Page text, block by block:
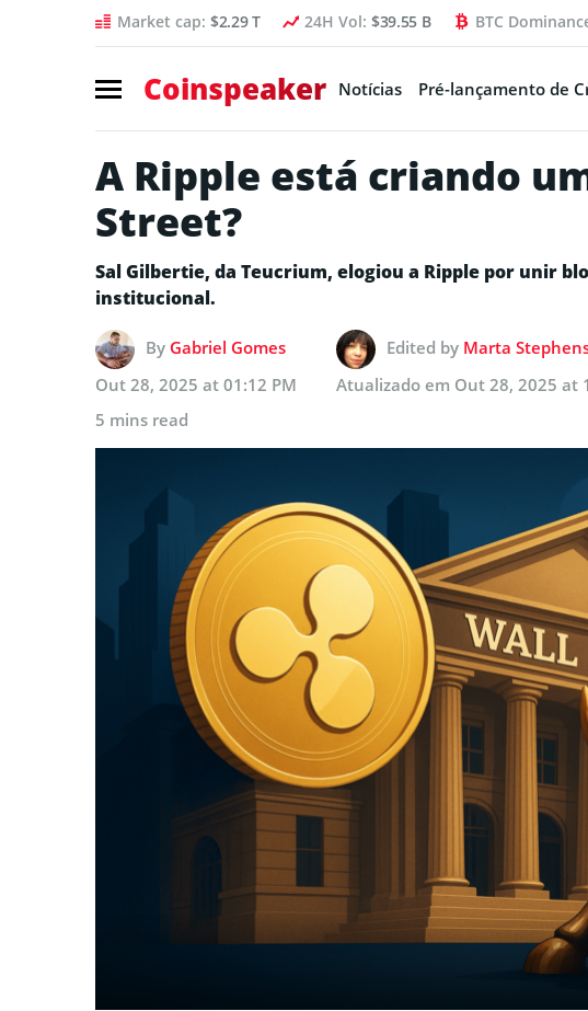
Market cap: $2.29 T 24H Vol: $39.55 B BTC
Coinspeaker Notícias Pré-lançamento de
A Ripple está criando
Street?
Sal Gilbertie, da Teucrium, elogiou a Ripple por unir
institucional.
By Gabriel Gomes Edited by Marta
Out 28, 2025 at 01:12 PM
Atualizado em Out 28, 2025 at
5 mins read